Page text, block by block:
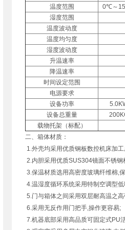
温度范围
0℃～
湿度范围
温度波动度
温度均匀度
湿度波动度
升温速率
降温速率
时间设定范围
电源要求
设备功率
设备总重量
载物托架（标配）
二、箱体材质：
1.外壳均采用优质钢板数控机床加
2.内胆采用优质SUS304镜面不锈钢
3.保温材质选用高密度玻璃纤维棉,
4.温湿度循环系统采用特制空调型
5.门与箱体之间采用双层耐高温之
6.采用无反作用门把手,操作更容易;
7.机器底部采用高品质可固定式PU